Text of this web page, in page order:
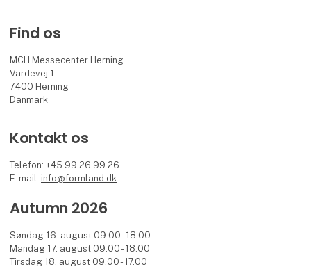
Find os
MCH Messecenter Herning
Vardevej 1
7400 Herning
Danmark
Kontakt os
Telefon: +45 99 26 99 26
E-mail: info@formland.dk
Autumn 2026
Søndag 16. august 09.00 - 18.00
Mandag 17. august 09.00 - 18.00
Tirsdag 18. august 09.00 - 17.00